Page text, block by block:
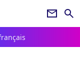
newsletter search